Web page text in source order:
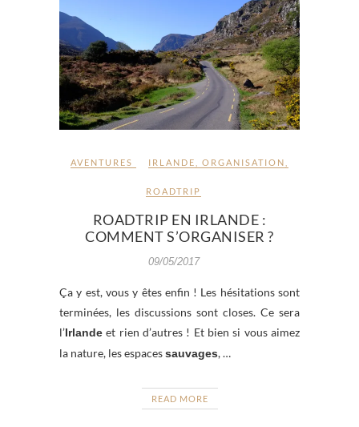
AVENTURES IRLANDE ORGANISATION
ROADTRIP
ROADTRIP EN IRLANDE :
COMMENT S’ORGANISER ?
09/05/2017
Ça y est, vous y êtes enfin ! Les hésitations sont
terminées, les discussions sont closes. Ce sera
l’Irlande et rien d’autres ! Et bien si vous aimez
la nature, les espacessauvages, …
READ MORE